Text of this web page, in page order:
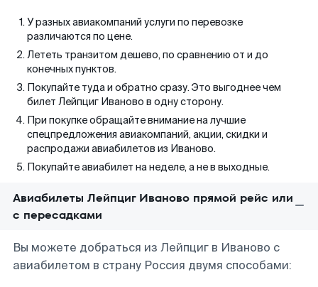
У разных авиакомпаний услуги по перевозке
различаются по цене.
Лететь транзитом дешево, по сравнению от и до
конечных пунктов.
Покупайте туда и обратно сразу. Это выгоднее чем
билет Лейпциг Иваново в одну сторону.
При покупке обращайте внимание на лучшие
спецпредложения авиакомпаний, акции, скидки и
распродажи авиабилетов из Иваново.
Покупайте авиабилет на неделе, а не в выходные.
Авиабилеты Лейпциг Иваново прямой рейс или
с пересадками
Вы можете добраться из Лейпциг в Иваново с
авиабилетом в страну Россия двумя способами: